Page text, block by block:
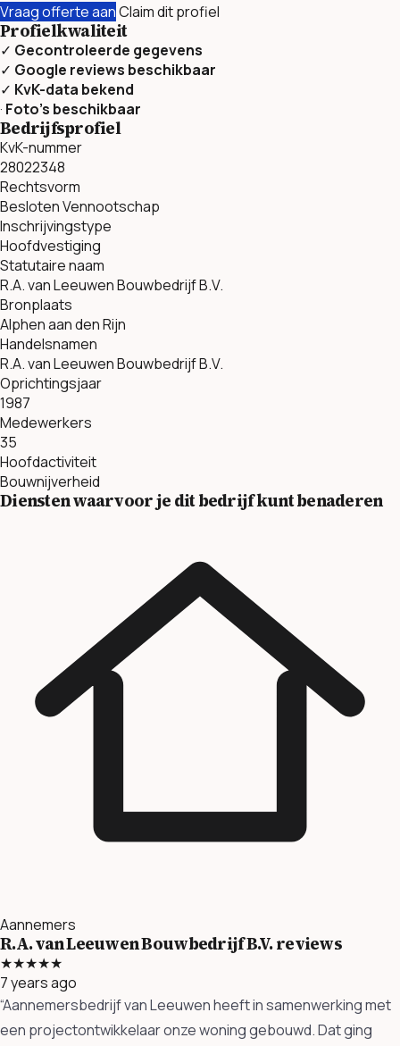
Vraag offerte aanClaim dit profiel
Profielkwaliteit
✓ Gecontroleerde gegevens
✓ Google reviews beschikbaar
✓ KvK-data bekend
· Foto’s beschikbaar
Bedrijfsprofiel
KvK-nummer
28022348
Rechtsvorm
Besloten Vennootschap
Inschrijvingstype
Hoofdvestiging
Statutaire naam
R.A. van Leeuwen Bouwbedrijf B.V.
Bronplaats
Alphen aan den Rijn
Handelsnamen
R.A. van Leeuwen Bouwbedrijf B.V.
Oprichtingsjaar
1987
Medewerkers
35
Hoofdactiviteit
Bouwnijverheid
Diensten waarvoor je dit bedrijf kunt benaderen
Aannemers
R.A. van Leeuwen Bouwbedrijf B.V. reviews
★★★★★
7 years ago
“Aannemersbedrijf van Leeuwen heeft in samenwerking met
een projectontwikkelaar onze woning gebouwd. Dat ging